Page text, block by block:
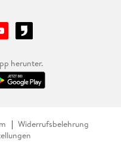
herunter.
Widerrufsbelehrung